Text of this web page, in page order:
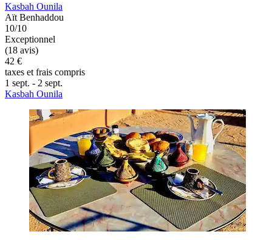
Kasbah Ounila
Aït Benhaddou
10/10
Exceptionnel
(18 avis)
42 €
taxes et frais compris
1 sept. - 2 sept.
Kasbah Ounila